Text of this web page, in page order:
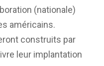
(nationale)
américains.
construits par
leur implantation